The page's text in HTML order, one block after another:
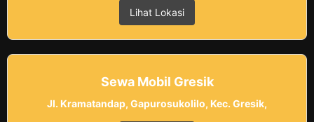
Lihat Lokasi
Sewa Mobil Gresik
Jl. Kramatandap, Gapurosukolilo, Kec. Gresik,